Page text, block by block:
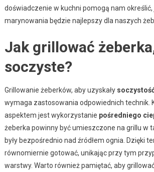
doświadczenie w kuchni pomogą nam określić,
marynowania będzie najlepszy dla naszych
Jak grillować
soczyste?
Grillowanie żeberków, aby uzyskały
wymaga zastosowania odpowiednich technik.
aspektem jest wykorzystanie pośredniego
żeberka powinny być umieszczone na grillu w
były bezpośrednio nad źródłem ognia. Dzięki
równomiernie gotować, unikając przy tym
warstwy. Warto również pamiętać, aby